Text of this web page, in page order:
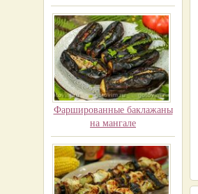
Фаршированные баклажаны
на мангале